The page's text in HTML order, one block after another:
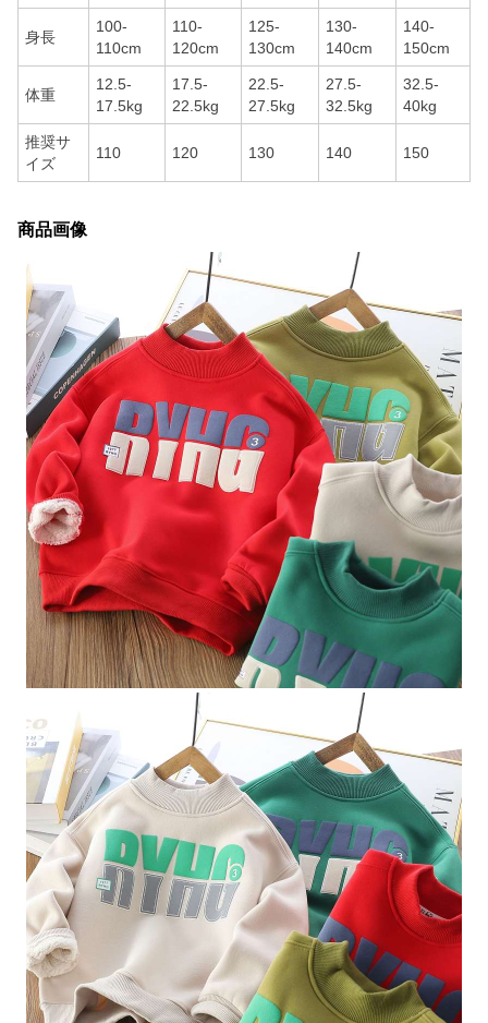
身長
100-
110cm
110-
120cm
125-
130cm
130-
140cm
140-
150cm
体重
12.5-
17.5kg
17.5-
22.5kg
22.5-
27.5kg
27.5-
32.5kg
32.5-
40kg
推奨サ
イズ
110 120 130 140 150
商品画像